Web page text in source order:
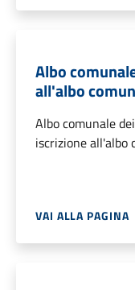
Albo
all'albo
Albo comunale
iscrizione all'albo
VAI ALLA PAGINA